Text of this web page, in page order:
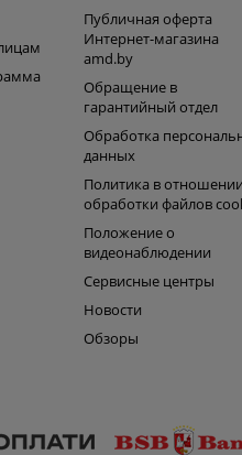
Публичная оферта
Интернет-магазина
amd.by
Обращение в
гарантийный отдел
Обработка
данных
Политика в отношении
обработки файлов
Положение о
видеонаблюдении
Сервисные центры
Новости
Обзоры